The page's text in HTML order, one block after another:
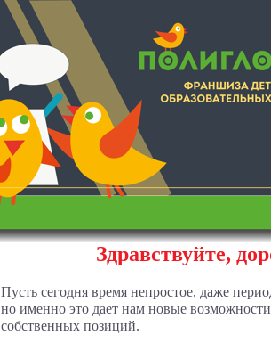
Здравствуйте,
Пусть сегодня время непростое, даже
но именно это дает нам новые
собственных позиций.